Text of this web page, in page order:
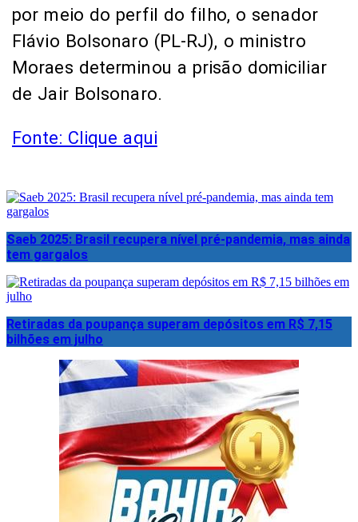
por meio do perfil do filho, o senador
Flávio Bolsonaro (PL-RJ), o ministro
Moraes determinou a prisão domiciliar
de Jair Bolsonaro.
Fonte: Clique aqui
Saeb 2025: Brasil recupera nível pré-pandemia, mas ainda
tem gargalos
Retiradas da poupança superam depósitos em R$ 7,15
bilhões em julho